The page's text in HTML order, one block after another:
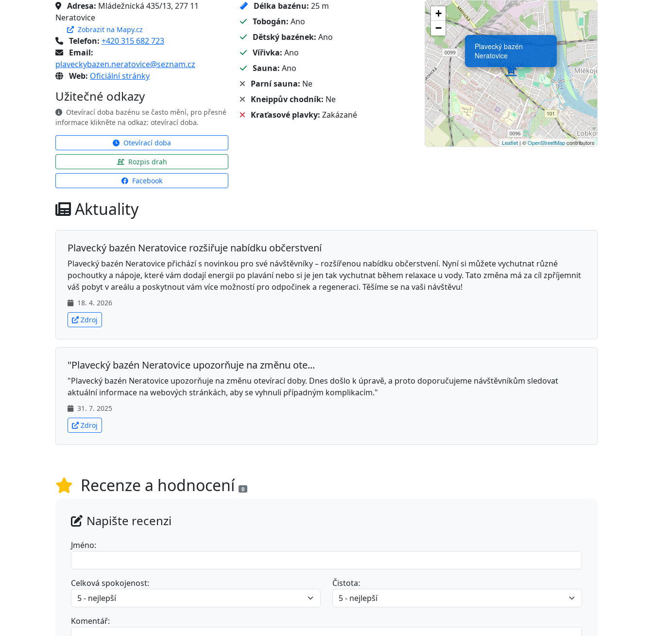
Adresa: Mládežnická 435/13, 277 11
Neratovice
Zobrazit na Mapy.cz
Telefon: +420 315 682 723
Email:
plaveckybazen.neratovice@seznam.cz
Web: Oficiální stránky
Užitečné odkazy
Otevírací doba bazénu se často mění, pro přesné
informace klikněte na odkaz: otevírací doba.
Otevírací doba
Rozpis drah
Facebook
Délka bazénu: 25 m
Tobogán: Ano
Dětský bazének: Ano
Vířivka: Ano
Sauna: Ano
Parní sauna: Ne
Kneippův chodník: Ne
Kraťasové plavky: Zakázané
Plavecký bazén
Neratovice
+
−
Leaflet| ©OpenStreetMapcontributors
Aktuality
Plavecký bazén Neratovice rozšiřuje nabídku občerstvení
Plavecký bazén Neratovice přichází s novinkou pro své návštěvníky – rozšířenou nabídku občerstvení. Nyní si můžete vychutnat různé
pochoutky a nápoje, které vám dodají energii po plavání nebo si je jen tak vychutnat během relaxace u vody. Tato změna má za cíl zpříjemnit
váš pobyt v areálu a poskytnout vám více možností pro odpočinek a regeneraci. Těšíme se na vaši návštěvu!
18. 4. 2026
Zdroj
"Plavecký bazén Neratovice upozorňuje na změnu ote...
"Plavecký bazén Neratovice upozorňuje na změnu otevírací doby. Dnes došlo k úpravě, a proto doporučujeme návštěvníkům sledovat
aktuální informace na webových stránkách, aby se vyhnuli případným komplikacím."
31. 7. 2025
Zdroj
Recenze a hodnocení 0
Napište recenzi
Jméno:
Celková spokojenost: Čistota:
Komentář: